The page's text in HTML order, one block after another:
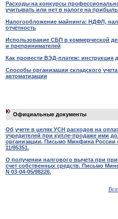
Расходы на конкурсы
учитывать или нет в налоге на
Налогообложение майнинга: НДФЛ,
отчётность
Использование СБП в коммерческой
и препринимателей
Как провести ВЭД-платеж: инструкция
Способы организации складского
автоматизации
Официальные документы
Об учете в целях УСН расходов на
учредителей при купле-продаже ими
организации. Письмо Минфина России
11/95351.
О получении налгового вычета при
счет собственных средств. Письмо
N 03-04-05/98226.